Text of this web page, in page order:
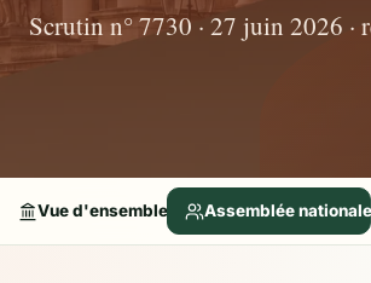
Scrutin n° 7730 · 27 juin 2026 ·
Vue d'ensemble Assemblée nationale